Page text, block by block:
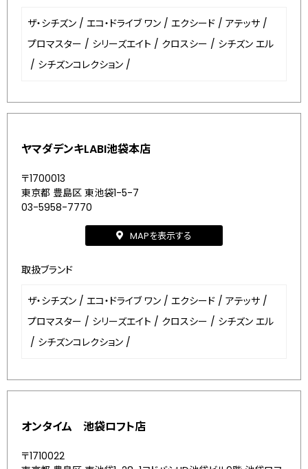
ザ・シチズン / エコ・ドライブ ワン / エクシード / アテッサ /
プロマスター / シリーズエイト / クロスシー / シチズン エル
/ シチズンコレクション /
ヤマダデンキLABI池袋本店
〒1700013
東京都 豊島区 東池袋1-5-7
03-5958-7770
MAPを表示する
取扱ブランド
ザ・シチズン / エコ・ドライブ ワン / エクシード / アテッサ /
プロマスター / シリーズエイト / クロスシー / シチズン エル
/ シチズンコレクション /
オンタイム 池袋ロフト店
〒1710022